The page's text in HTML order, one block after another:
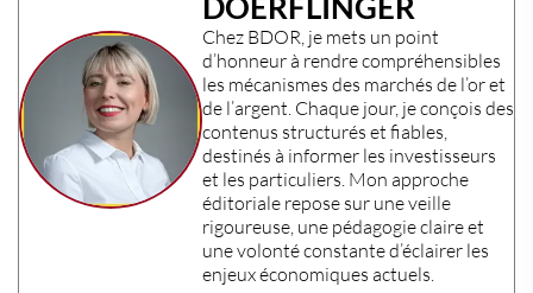
Chez BDOR , je mets un point
d’honneur à rendre compréhensibles
les mécanismes des marchés de l’or et
de l’argent . Chaque jour, je conçois des
contenus structurés et fiables,
destinés à informer les investisseurs
et les particuliers . Mon approche
éditoriale repose sur une veille
rigoureuse, une pédagogie claire et
une volonté constante d’éclairer les
enjeux économiques actuels